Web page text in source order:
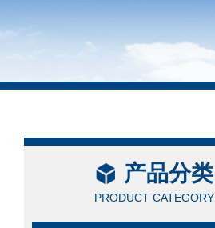
产品分类
PRODUCT CATEGORY